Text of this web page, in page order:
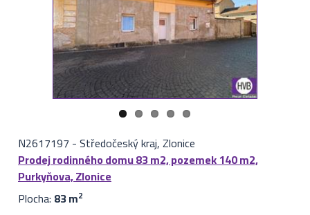
N2617197 -Středočeský kraj, Zlonice
Prodej rodinného domu 83 m2, pozemek 140 m2,
Purkyňova, Zlonice
Plocha: 83 m2